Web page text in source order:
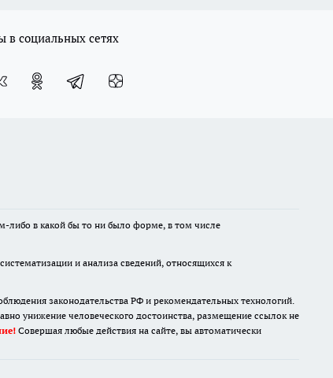
в социальных сетях
либо в какой бы то ни было форме, в том числе
и анализа сведений, относящихся к
законодательства РФ и рекомендательных технологий.
унижение человеческого достоинства, размещение ссылок не
Совершая любые действия на сайте, вы автоматически